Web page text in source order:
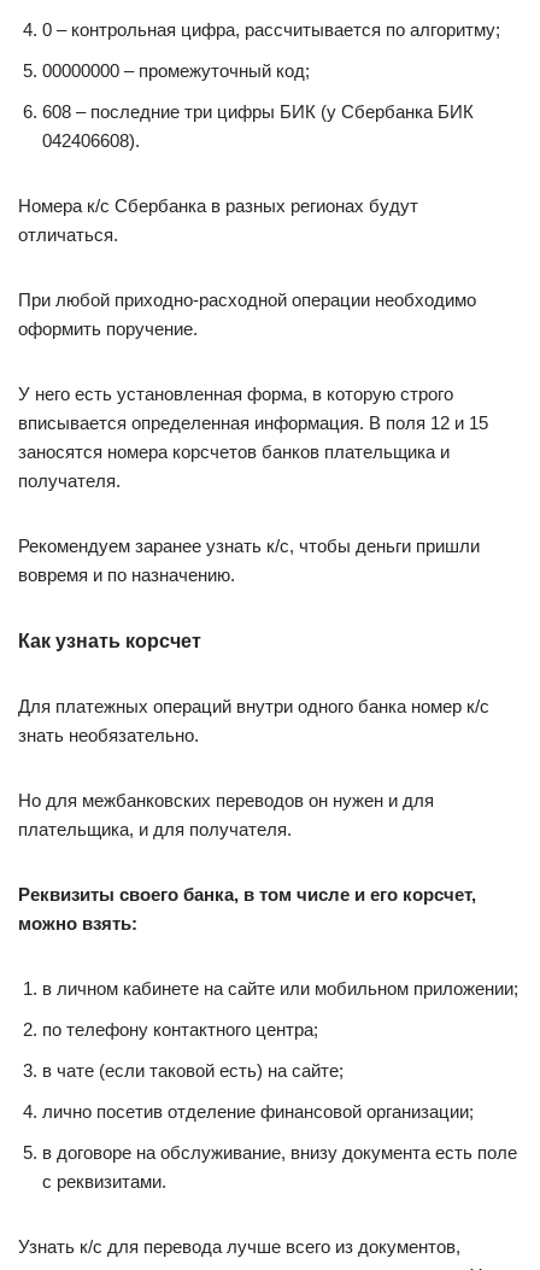
0 – контрольная цифра, рассчитывается по алгоритму;
00000000 – промежуточный код;
608 – последние три цифры БИК (у Сбербанка БИК
042406608).
Номера к/с Сбербанка в разных регионах будут
отличаться.
При любой приходно-расходной операции необходимо
оформить поручение.
У него есть установленная форма, в которую строго
вписывается определенная информация. В поля 12 и 15
заносятся номера корсчетов банков плательщика и
получателя.
Рекомендуем заранее узнать к/с, чтобы деньги пришли
вовремя и по назначению.
Как узнать корсчет
Для платежных операций внутри одного банка номер к/с
знать необязательно.
Но для межбанковских переводов он нужен и для
плательщика, и для получателя.
Реквизиты своего банка, в том числе и его корсчет,
можно взять:
в личном кабинете на сайте или мобильном приложении;
по телефону контактного центра;
в чате (если таковой есть) на сайте;
лично посетив отделение финансовой организации;
в договоре на обслуживание, внизу документа есть поле
с реквизитами.
Узнать к/с для перевода лучше всего из документов,